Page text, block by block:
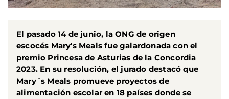
El pasado 14 de junio, la ONG de origen
escocés Mary's Meals fue galardonada con el
premio Princesa de Asturias de la Concordia
2023. En su resolución, el jurado destacó que
Mary´s Meals promueve proyectos de
alimentación escolar en 18 países donde se